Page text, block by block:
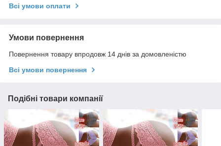
Всі умови оплати
Умови повернення
Повернення товару впродовж 14 днів за домовленістю
Всі умови повернення
Подібні товари компанії